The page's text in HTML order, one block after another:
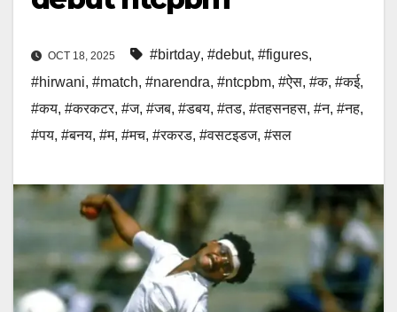
OCT 18, 2025 #birtday, #debut, #figures,
#hirwani, #match, #narendra, #ntcpbm, #ऐस, #क, #कई,
#कय, #करकटर, #ज, #जब, #डबय, #तड, #तहसनहस, #न, #नह,
#पय, #बनय, #म, #मच, #रकरड, #वसटइडज, #सल